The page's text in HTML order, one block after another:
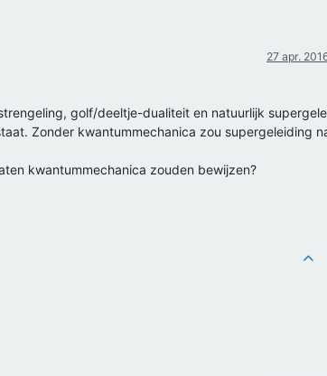
27 apr.
golf/deeltje-dualiteit en natuurlijk
Zonder kwantummechanica zou supergeleiding
kwantummechanica zouden bewijzen?